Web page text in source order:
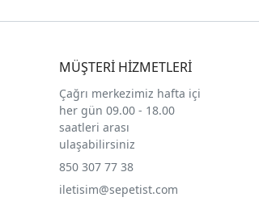
MÜŞTERİ HİZMETLERİ
Çağrı merkezimiz hafta içi
her gün 09.00 - 18.00
saatleri arası
ulaşabilirsiniz
850 307 77 38
iletisim@sepetist.com